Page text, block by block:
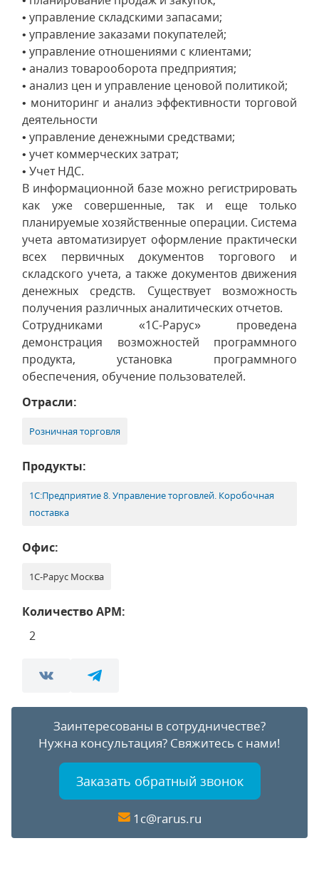
• управление складскими запасами;
• управление заказами покупателей;
• управление отношениями с клиентами;
• анализ товарооборота предприятия;
• анализ цен и управление ценовой политикой;
• мониторинг и анализ эффективности торговой
деятельности
• управление денежными средствами;
• учет коммерческих затрат;
• Учет НДС.
В информационной базе можно регистрировать
как уже совершенные, так и еще только
планируемые хозяйственные операции. Система
учета автоматизирует оформление практически
всех первичных документов торгового и
складского учета, а также документов движения
денежных средств. Существует возможность
получения различных аналитических отчетов.
Сотрудниками «1С-Рарус» проведена
демонстрация возможностей программного
продукта, установка программного
обеспечения, обучение пользователей.
Отрасли:
Розничная торговля
Продукты:
1С:Предприятие 8. Управление торговлей. Коробочная
поставка
Офис:
1С-Рарус Москва
Количество АРМ:
2
Заинтересованы в сотрудничестве?
Нужна консультация? Свяжитесь с нами!
Заказать обратный звонок
1c@rarus.ru